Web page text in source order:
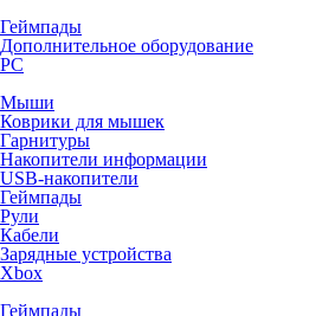
Геймпады
Дополнительное оборудование
PC
Мыши
Коврики для мышек
Гарнитуры
Накопители информации
USB-накопители
Геймпады
Рули
Кабели
Зарядные устройства
Xbox
Геймпады